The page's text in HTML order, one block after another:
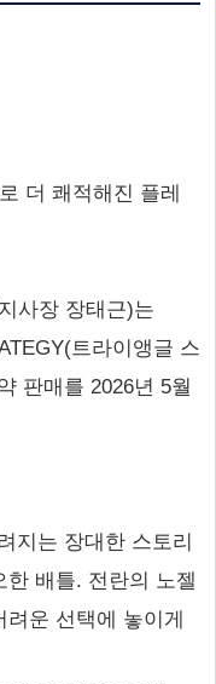
더 쾌적해진 플레
사장 장태근)는
트라이앵글 스
판매를 2026년 5월
지는 장대한 스토리
배틀. 전란의 노젤
운 선택에 놓이게